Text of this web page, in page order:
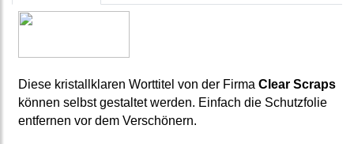
Diese kristallklaren Worttitel von der Firma Clear Scraps
können selbst gestaltet werden. Einfach die Schutzfolie
entfernen vor dem Verschönern.